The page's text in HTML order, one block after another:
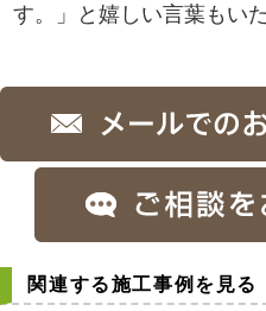
す。」と嬉しい言葉もい
関連する施工事例を見る